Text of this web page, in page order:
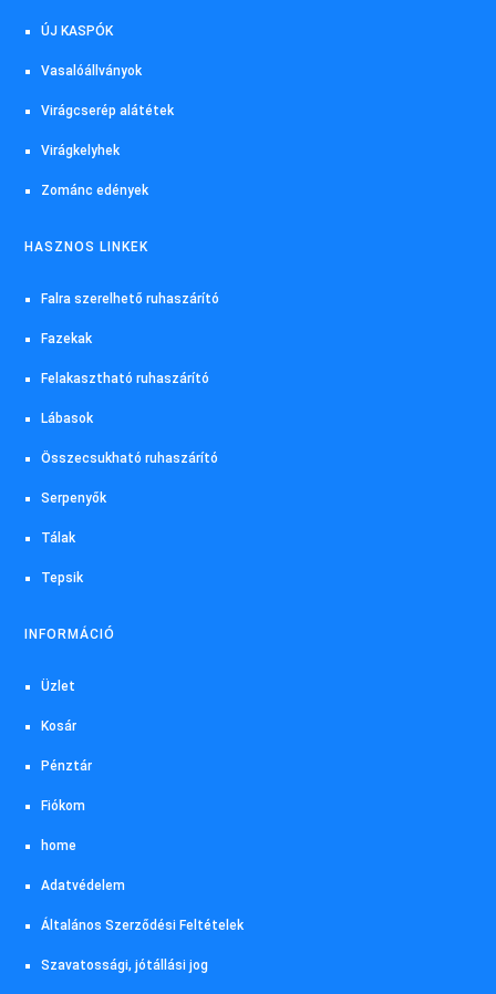
ÚJ KASPÓK
Vasalóállványok
Virágcserép alátétek
Virágkelyhek
Zománc edények
HASZNOS LINKEK
Falra szerelhető ruhaszárító
Fazekak
Felakasztható ruhaszárító
Lábasok
Összecsukható ruhaszárító
Serpenyők
Tálak
Tepsik
INFORMÁCIÓ
Üzlet
Kosár
Pénztár
Fiókom
home
Adatvédelem
Általános Szerződési Feltételek
Szavatossági, jótállási jog